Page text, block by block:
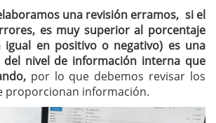
una revisión erramos, si el
es muy superior al porcentaje
igual en positivo o negativo) es una
del nivel de información interna que
por lo que debemos revisar los
proporcionan información.